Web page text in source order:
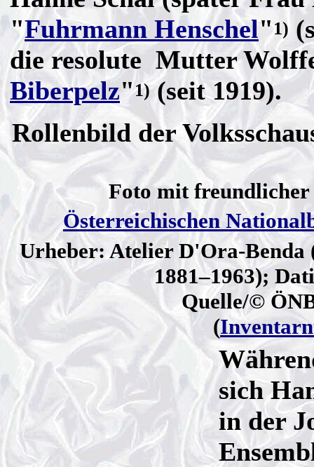
"Fuhrmann Henschel"1)
die resolute Mutter
Biberpelz"1)(seit 1919).
Rollenbild der
Foto mit freundlicher
Österreichischen
Urheber: Atelier D'Ora-Benda
1881–1963);
Quelle/©
(
sich
in der